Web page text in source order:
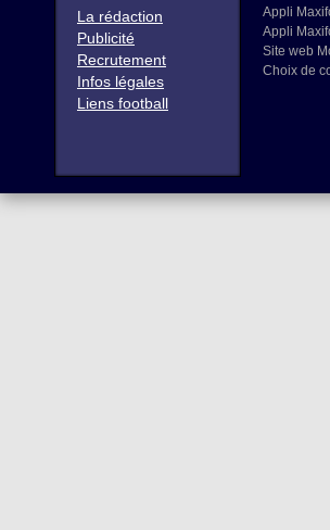
La rédaction
Publicité
Recrutement
Infos légales
Liens football
Appli
Appli
Site web
Choix de